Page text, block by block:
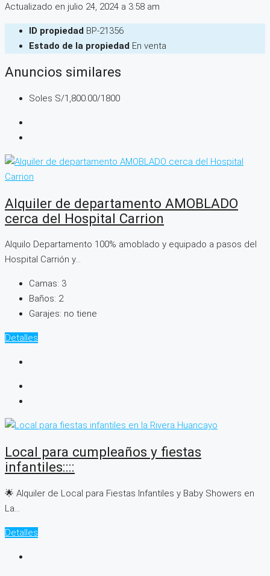
Actualizado en julio 24, 2024 a 3:58 am
ID propiedad BP-21356
Estado de la propiedad En venta
Anuncios similares
Soles S/1,800.00/1800
Alquiler de departamento AMOBLADO
cerca del Hospital Carrion
Alquilo Departamento 100% amoblado y equipado a pasos del
Hospital Carrión y...
Camas: 3
Baños: 2
Garajes: no tiene
Detalles
Local para cumpleaños y fiestas
infantiles::::
🌟 Alquiler de Local para Fiestas Infantiles y Baby Showers en
La...
Detalles